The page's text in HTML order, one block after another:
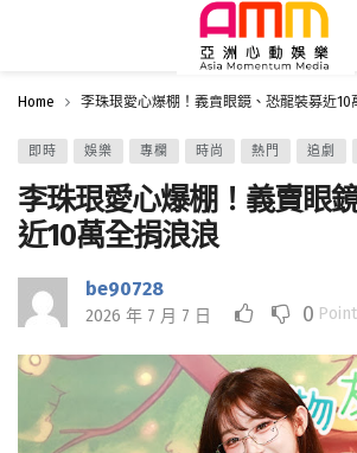
Home 李珠珢愛心爆棚！義賣眼鏡、恐龍裝募近10
即時 娛樂 專欄 時尚 熱門 追劇
李珠珢愛心爆棚！義賣眼
近10萬全捐浪浪
be90728
2026 年 7 月 7 日 0